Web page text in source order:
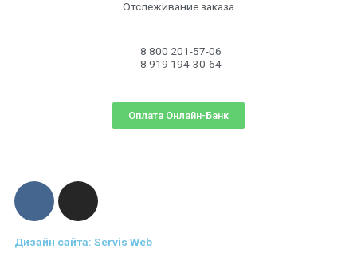
Отслеживание заказа
8 800 201-57-06
8 919 194-30-64
Оплата Онлайн-Банк
Дизайн сайта: Servis Web